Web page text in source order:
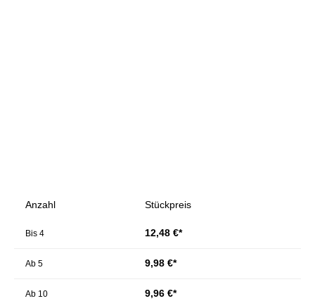
Anzahl Stückpreis
Bis 4 12,48 €*
Ab 5 9,98 €*
Ab 10 9,96 €*